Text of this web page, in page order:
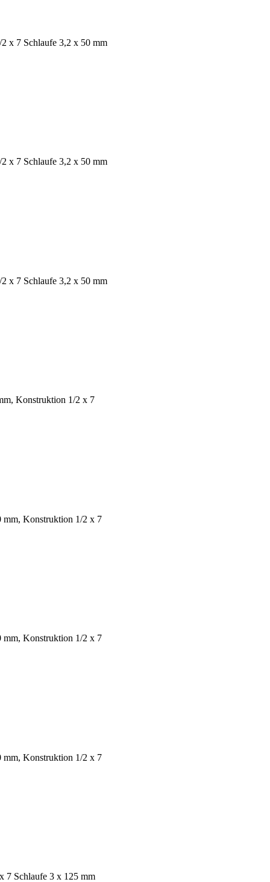
x 7 Schlaufe 3,2 x 50 mm
x 7 Schlaufe 3,2 x 50 mm
x 7 Schlaufe 3,2 x 50 mm
Konstruktion 1/2 x 7
mm, Konstruktion 1/2 x 7
mm, Konstruktion 1/2 x 7
mm, Konstruktion 1/2 x 7
7 Schlaufe 3 x 125 mm